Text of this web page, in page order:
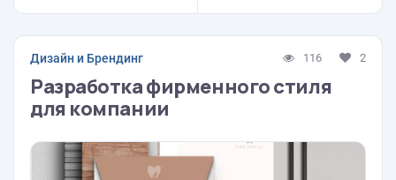
Дизайн и Брендинг 116 2
Разработка фирменного стиля
для компании